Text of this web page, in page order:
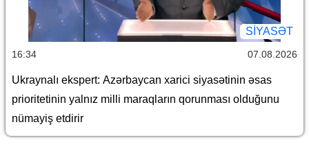
SİYASƏT
16:34 07.08.2026
Ukraynalı ekspert: Azərbaycan xarici siyasətinin əsas
prioritetinin yalnız milli maraqların qorunması olduğunu
nümayiş etdirir